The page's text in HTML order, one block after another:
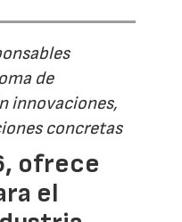
de
innovaciones,
concretas
ofrece
el